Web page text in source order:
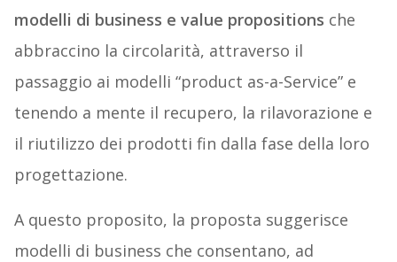
modelli di business e value propositions che
abbraccino la circolarità, attraverso il
passaggio ai modelli “product as-a-Service” e
tenendo a mente il recupero, la rilavorazione e
il riutilizzo dei prodotti fin dalla fase della loro
progettazione.
A questo proposito, la proposta suggerisce
modelli di business che consentano, ad